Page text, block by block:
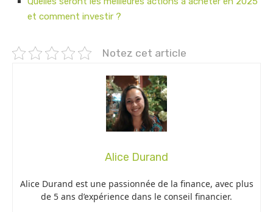
et comment investir ?
Notez cet article
Alice Durand
Alice Durand est une passionnée de la finance, avec plus
de 5 ans d’expérience dans le conseil financier.